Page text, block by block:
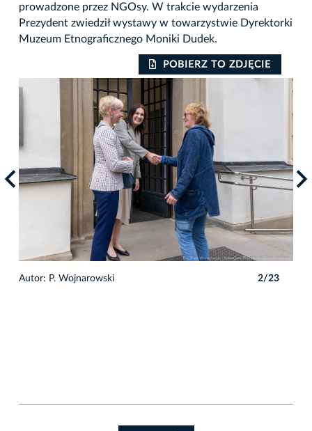
prowadzone przez NGOsy. W trakcie wydarzenia
Prezydent zwiedził wystawy w towarzystwie Dyrektorki
Muzeum Etnograficznego Moniki Dudek.
POBIERZ TO ZDJĘCIE
Autor: P. Wojnarowski 2/23